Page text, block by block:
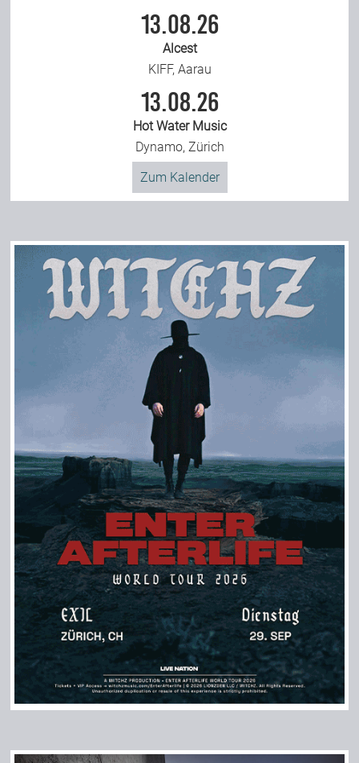
13.08.26
Alcest
KIFF, Aarau
13.08.26
Hot Water Music
Dynamo, Zürich
Zum Kalender